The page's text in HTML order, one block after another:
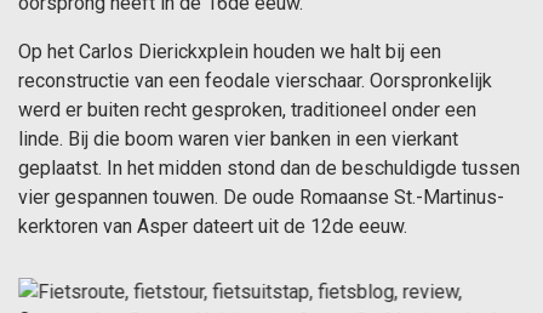
Op het Carlos Dierickxplein houden we halt bij een
reconstructie van een feodale vierschaar. Oorspronkelijk
werd er buiten recht gesproken, traditioneel onder een
linde. Bij die boom waren vier banken in een vierkant
geplaatst. In het midden stond dan de beschuldigde tussen
vier gespannen touwen. De oude Romaanse St.-Martinus-
kerktoren van Asper dateert uit de 12de eeuw.